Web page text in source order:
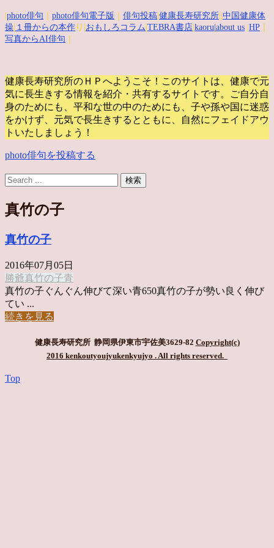
photo俳句 photo俳句電子版 俳句投稿 健康長寿研究所 中国健康体
操 １冊からの本作 り| おもしろコラム TEBRA書店 kaoru |about us HP
写真からAI俳句
健康長寿研究所のＨＰへようこそ！このサイトは、健康で元
気に長生きする情報を紹介・共有するサイトです。
ご自分自
身のためにも、平和な世の中のためにも、子や孫や国に迷惑
をかけず、元気で長生きするとともに、自然にフェイドアウ
トいたしましょう！
photo俳句を投稿する
真竹の子
真竹の子
2016年07月05日
勝爺真竹の子青
真竹の子ぐんぐん伸びて深い青650真竹の子が勢い良く伸び
てい ...
続きを見る
健康長寿研究所 静岡県伊東市宇佐美3629-82 Copyright(c)
2016 kenkoutyoujyukenkyujyo . All rights reserved.
Top